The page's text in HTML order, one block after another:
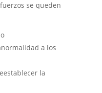
se queden
a los
la